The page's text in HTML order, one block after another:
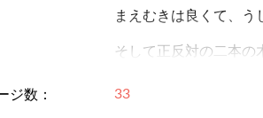
まえむきは良くて、う
そして正反対の二本
ジ数： 33